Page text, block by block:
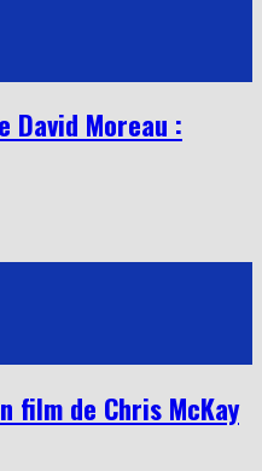
David Moreau :
film de Chris McKay